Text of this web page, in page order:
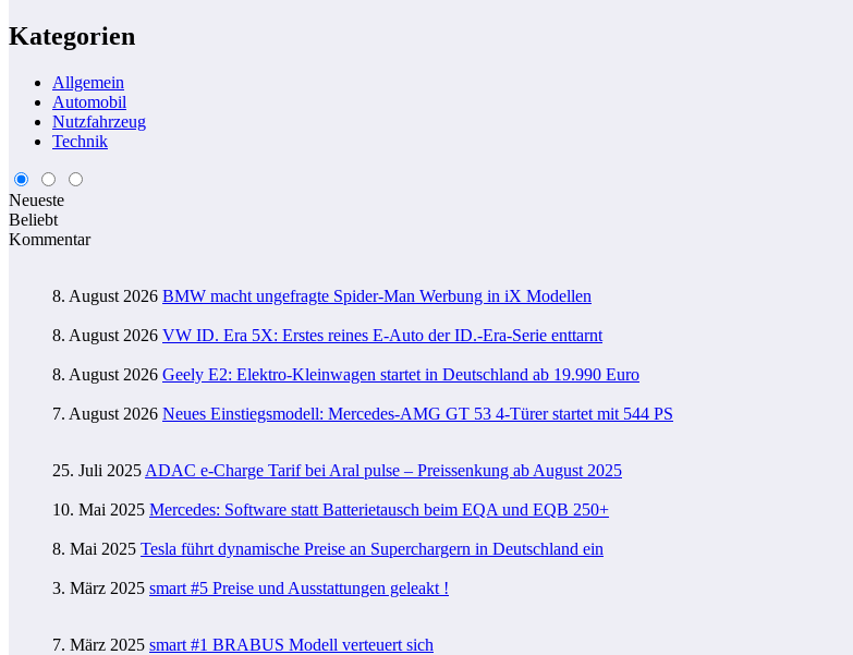
Kategorien
Allgemein
Automobil
Nutzfahrzeug
Technik
Neueste
Beliebt
Kommentar
8. August 2026 BMW macht ungefragte Spider-Man Werbung in iX Modellen
8. August 2026 VW ID. Era 5X: Erstes reines E-Auto der ID.-Era-Serie enttarnt
8. August 2026 Geely E2: Elektro-Kleinwagen startet in Deutschland ab 19.990 Euro
7. August 2026 Neues Einstiegsmodell: Mercedes-AMG GT 53 4-Türer startet mit 544 PS
25. Juli 2025 ADAC e-Charge Tarif bei Aral pulse – Preissenkung ab August 2025
10. Mai 2025 Mercedes: Software statt Batterietausch beim EQA und EQB 250+
8. Mai 2025 Tesla führt dynamische Preise an Superchargern in Deutschland ein
3. März 2025 smart #5 Preise und Ausstattungen geleakt !
7. März 2025 smart #1 BRABUS Modell verteuert sich